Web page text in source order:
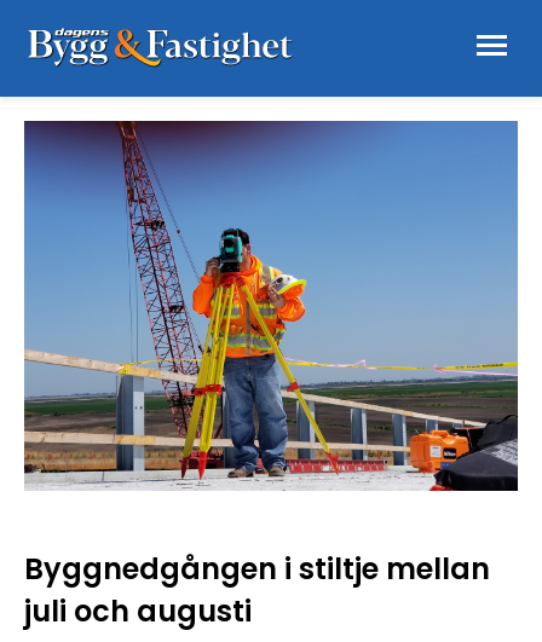
Byggnedgången i stiltje mellan
juli och augusti